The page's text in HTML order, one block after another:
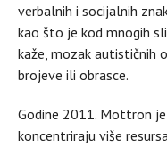
verbalnih i socijalnih
kao što je kod mnogih
kaže, mozak autističnih
brojeve ili obrasce.
Godine 2011. Mottron
koncentriraju više